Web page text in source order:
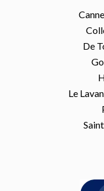
De
Le